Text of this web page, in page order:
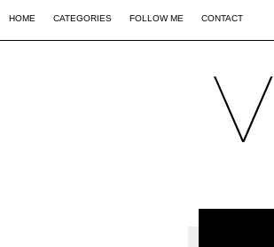
HOME CATEGORIES FOLLOW ME CONTACT